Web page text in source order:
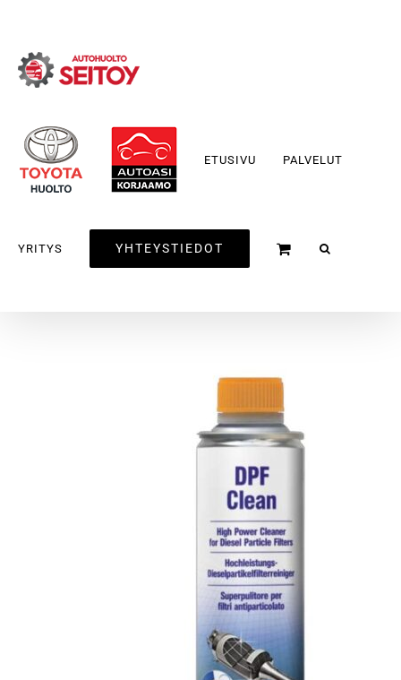
content
ETUSIVU PALVELUT
YRITYS YHTEYSTIEDOT